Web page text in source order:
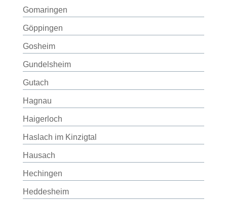
Gomaringen
Göppingen
Gosheim
Gundelsheim
Gutach
Hagnau
Haigerloch
Haslach im Kinzigtal
Hausach
Hechingen
Heddesheim